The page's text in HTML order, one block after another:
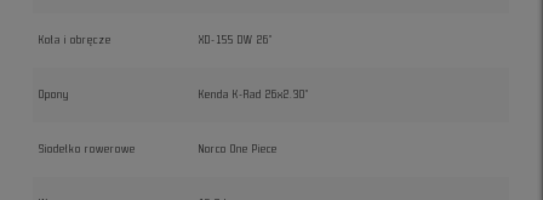
Koła i obręcze XD-155 DW 26"
Opony Kenda K-Rad 26x2.30"
Siodełko rowerowe Norco One Piece